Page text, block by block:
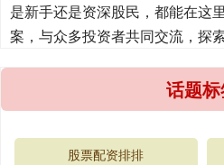
是新手还是资深股民，都能在这
案，与众多投资者共同交流，探
话题
股票配资排排